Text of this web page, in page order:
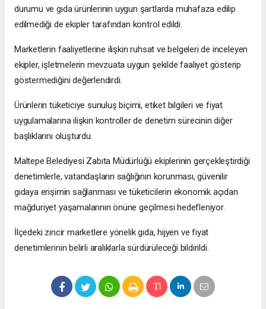
durumu ve gıda ürünlerinin uygun şartlarda muhafaza edilip
edilmediği de ekipler tarafından kontrol edildi.
Marketlerin faaliyetlerine ilişkin ruhsat ve belgeleri de inceleyen
ekipler, işletmelerin mevzuata uygun şekilde faaliyet gösterip
göstermediğini değerlendirdi.
Ürünlerin tüketiciye sunuluş biçimi, etiket bilgileri ve fiyat
uygulamalarına ilişkin kontroller de denetim sürecinin diğer
başlıklarını oluşturdu.
Maltepe Belediyesi Zabıta Müdürlüğü ekiplerinin gerçekleştirdiği
denetimlerle, vatandaşların sağlığının korunması, güvenilir
gıdaya erişimin sağlanması ve tüketicilerin ekonomik açıdan
mağduriyet yaşamalarının önüne geçilmesi hedefleniyor.
İlçedeki zincir marketlere yönelik gıda, hijyen ve fiyat
denetimlerinin belirli aralıklarla sürdürüleceği bildirildi.